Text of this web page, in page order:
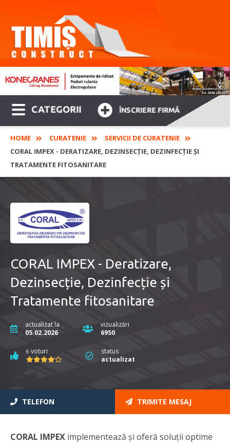
CATEGORII ÎNSCRIERE FIRMĂ
HOME CURATENIE
SERVICII DE CURATENIE
CORAL IMPEX - DERATIZARE, DEZINSECȚIE, DEZINFECȚIE ȘI
TRATAMENTE FITOSANITARE
CORAL IMPEX - Deratizare,
Dezinsecție, Dezinfecție și
Tratamente fitosanitare
actualizat la
05.02.2026
vizualizări
6950
6 voturi
status
actualizat
TELEFON TRIMITE MESAJ
CORAL IMPEX implementează și oferă soluții optime